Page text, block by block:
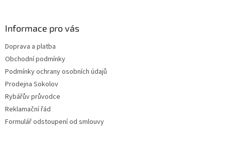
Informace pro vás
Doprava a platba
Obchodní podmínky
Podmínky ochrany osobních údajů
Prodejna Sokolov
Rybářův průvodce
Reklamační řád
Formulář odstoupení od smlouvy